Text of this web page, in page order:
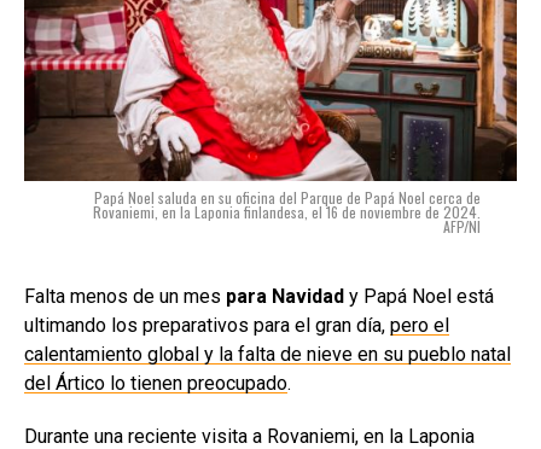
Papá Noel saluda en su oficina del Parque de Papá Noel cerca de
Rovaniemi, en la Laponia finlandesa, el 16 de noviembre de 2024.
AFP/NI
Falta menos de un mes para Navidad y Papá Noel está
ultimando los preparativos para el gran día, pero el
calentamiento global y la falta de nieve en su pueblo natal
del Ártico lo tienen preocupado.
Durante una reciente visita a Rovaniemi, en la Laponia